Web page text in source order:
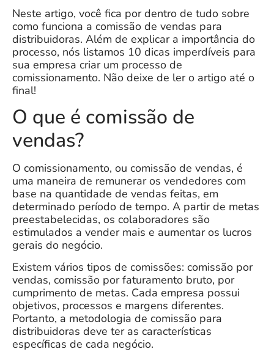
Neste artigo, você fica por dentro de tudo sobre
como funciona a comissão de vendas para
distribuidoras. Além de explicar a importância do
processo, nós listamos 10 dicas imperdíveis para
sua empresa criar um processo de
comissionamento. Não deixe de ler o artigo até o
final!
O que é comissão de
vendas?
O comissionamento, ou comissão de vendas, é
uma maneira de remunerar os vendedores com
base na quantidade de vendas feitas, em
determinado período de tempo. A partir de metas
preestabelecidas, os colaboradores são
estimulados a vender mais e aumentar os lucros
gerais do negócio.
Existem vários tipos de comissões: comissão por
vendas, comissão por faturamento bruto, por
cumprimento de metas. Cada empresa possui
objetivos, processos e margens diferentes.
Portanto, a metodologia de comissão para
distribuidoras deve ter as características
específicas de cada negócio.